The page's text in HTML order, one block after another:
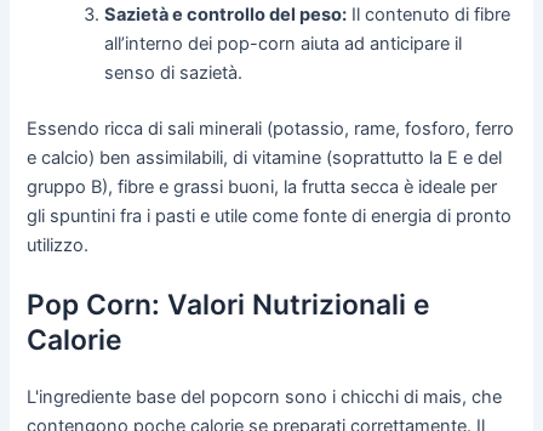
Sazietà e controllo del peso: Il contenuto di fibre
all’interno dei pop-corn aiuta ad anticipare il
senso di sazietà.
Essendo ricca di sali minerali (potassio, rame, fosforo, ferro
e calcio) ben assimilabili, di vitamine (soprattutto la E e del
gruppo B), fibre e grassi buoni, la frutta secca è ideale per
gli spuntini fra i pasti e utile come fonte di energia di pronto
utilizzo.
Pop Corn: Valori Nutrizionali e
Calorie
L'ingrediente base del popcorn sono i chicchi di mais, che
contengono poche calorie se preparati correttamente. Il